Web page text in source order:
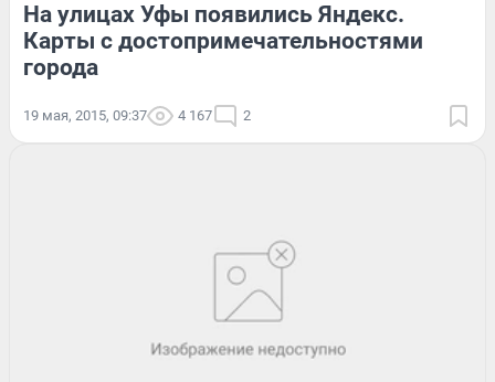
На улицах Уфы появились Яндекс.
Карты с достопримечательностями
города
19 мая, 2015, 09:37 4 167 2